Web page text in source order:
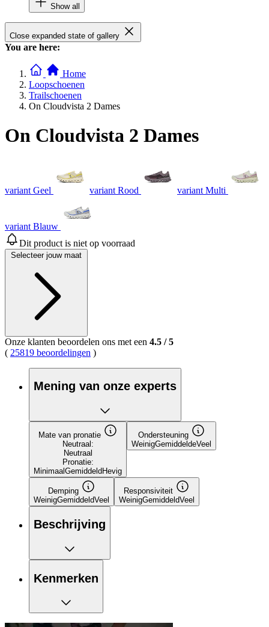
Show all
Close expanded state of gallery
You are here:
Home
Loopschoenen
Trailschoenen
On Cloudvista 2 Dames
On Cloudvista 2 Dames
variant Geel variant Rood variant Multi
variant Blauw
Dit product is niet op voorraad
Selecteer jouw maat
Onze klanten beoordelen ons met een 4.5 /5
( 25819 beoordelingen )
Mening van onze experts
Mate van pronatie
Neutraal:
Neutraal
Pronatie:
Minimaal Gemiddeld Hevig
Ondersteuning
WeinigGemiddeldeVeel
Demping
WeinigGemiddeldVeel
Responsiviteit
WeinigGemiddeldVeel
Beschrijving
Kenmerken